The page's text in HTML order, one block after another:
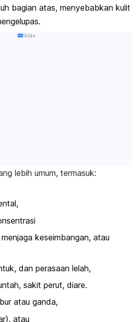
bagian atas, menyebabkan kulit
Iklan
lebih umum, termasuk:
keseimbangan, atau
dan perasaan lelah,
sakit perut, diare.
atau ganda,
atau